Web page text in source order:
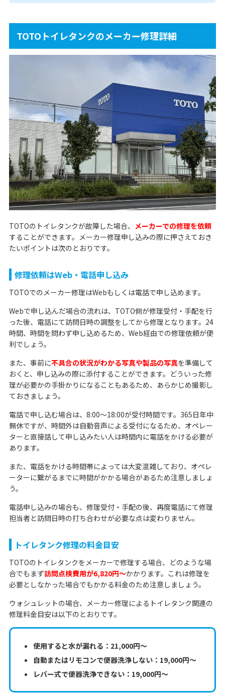
TOTOトイレタンクのメーカー修理詳細
TOTOのトイレタンクが故障した場合、 メーカーでの修理を依頼
することができます。メーカー修理申し込みの際に押さえておき
たいポイントは次のとおりです。
修理依頼はWeb・電話申し込み
TOTOでのメーカー修理はWebもしくは電話で申し込めます。
Webで申し込んだ場合の流れは、TOTO側が修理受付・手配を行
った後、電話にて訪問日時の調整をしてから修理となります。24
時間、時間を問わず申し込めるため、Web経由での修理依頼が便
利でしょう。
また、事前に不具合の状況がわかる写真や製品の写真を準備して
おくと、申し込みの際に添付することができます。どういった修
理が必要かの手掛かりになることもあるため、あらかじめ撮影し
ておきましょう。
電話で申し込む場合は、8:00〜18:00が受付時間です。365日年中
無休ですが、時間外は自動音声による受付になるため、オペレー
ターと直接話して申し込みたい人は時間内に電話をかける必要が
あります。
また、電話をかける時間帯によっては大変混雑しており、オペレ
ーターに繋がるまでに時間がかかる場合があるため注意しましょ
う。
電話申し込みの場合も、修理受付・手配の後、再度電話にて修理
担当者と訪問日時の打ち合わせが必要な点は変わりません。
トイレタンク修理の料金目安
TOTOのトイレタンクをメーカーで修理する場合、どのような場
合でもまず訪問点検費用が6,820円〜かかります。これは修理を
必要としなかった場合でもかかる料金のため注意しましょう。
ウォシュレットの場合、メーカー修理によるトイレタンク関連の
修理料金目安は以下のとおりです。
使用すると水が漏れる：21,000円〜
自動またはリモコンで便器洗浄しない：19,000円〜
レバー式で便器洗浄できない：19,000円〜